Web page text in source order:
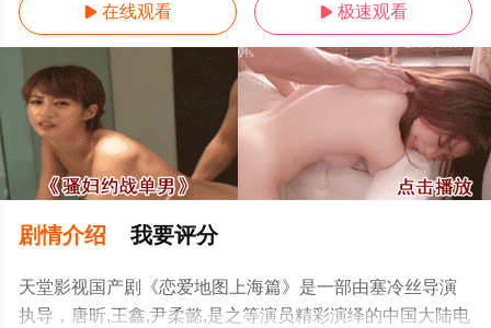
 在线观看  极速观看
剧情介绍 我要评分
天堂影视国产剧《恋爱地图上海篇》是一部由塞冷丝导演
执导，唐昕,王鑫,尹柔懿,是之等演员精彩演绎的中国大陆电